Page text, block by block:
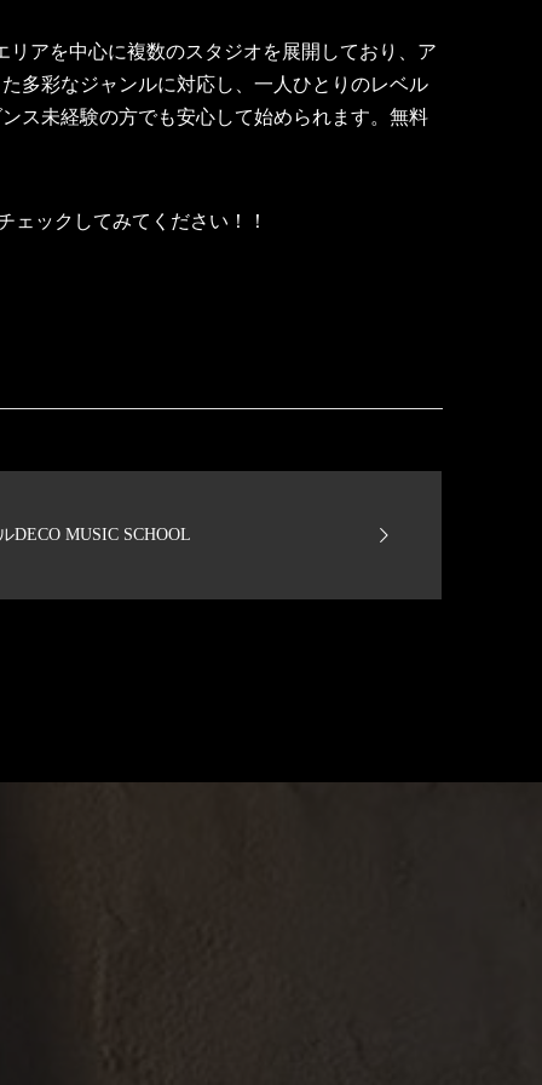
リアを中心に複数のスタジオを展開しており、ア
多彩なジャンルに対応し、一人ひとりのレベル
ス未経験の方でも安心して始められます。無料
ェックしてみてください！！
DECO MUSIC SCHOOL